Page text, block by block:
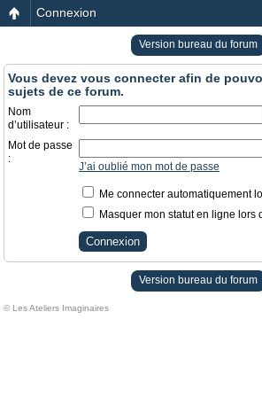
Connexion
Version bureau du forum
Vous devez vous connecter afin de
sujets de ce forum.
Nom
d’utilisateur :
Mot de passe
:
J’ai oublié mon mot de passe
Me connecter automatiquement
Masquer mon statut en ligne lors
Version bureau du forum
© Les Ateliers Imaginaires